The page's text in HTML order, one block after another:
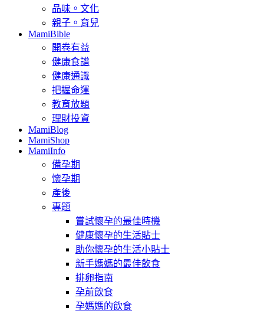
品味。文化
親子。育兒
MamiBible
開卷有益
健康食譜
健康通識
把握命運
教育放題
理財投資
MamiBlog
MamiShop
MamiInfo
備孕期
懷孕期
產後
專題
嘗試懷孕的最佳時機
健康懷孕的生活貼士
助你懷孕的生活小貼士
新手媽媽的最佳飲食
排卵指南
孕前飲食
孕媽媽的飲食